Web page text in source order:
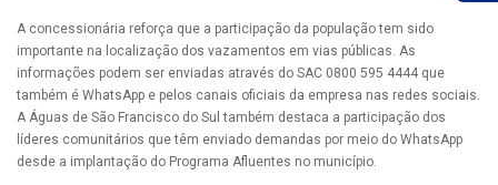
A concessionária reforça que a participação da população tem sido
importante na localização dos vazamentos em vias públicas. As
informações podem ser enviadas através do SAC 0800 595 4444 que
também é WhatsApp e pelos canais oficiais da empresa nas redes sociais.
A Águas de São Francisco do Sul também destaca a participação dos
líderes comunitários que têm enviado demandas por meio do WhatsApp
desde a implantação do Programa Afluentes no município.